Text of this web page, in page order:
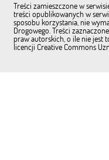
Treści zamieszczone w
treści opublikowanych w
sposobu korzystania, nie
Drogowego. Treści
praw autorskich, o ile nie jest
licencji Creative Commons